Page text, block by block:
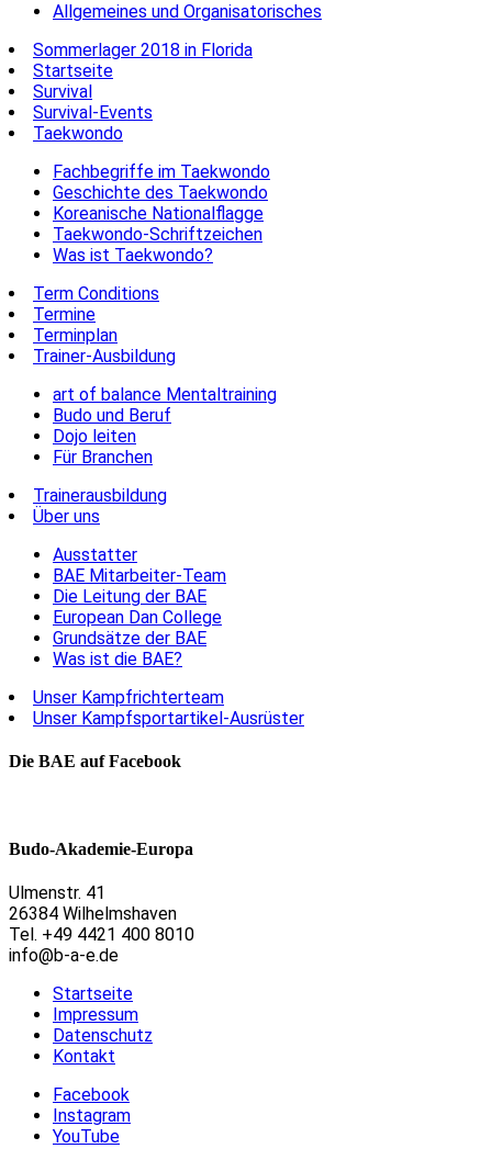
Allgemeines und Organisatorisches
Sommerlager 2018 in Florida
Startseite
Survival
Survival-Events
Taekwondo
Fachbegriffe im Taekwondo
Geschichte des Taekwondo
Koreanische Nationalflagge
Taekwondo-Schriftzeichen
Was ist Taekwondo?
Term Conditions
Termine
Terminplan
Trainer-Ausbildung
art of balance Mentaltraining
Budo und Beruf
Dojo leiten
Für Branchen
Trainerausbildung
Über uns
Ausstatter
BAE Mitarbeiter-Team
Die Leitung der BAE
European Dan College
Grundsätze der BAE
Was ist die BAE?
Unser Kampfrichterteam
Unser Kampfsportartikel-Ausrüster
Die BAE auf Facebook
Budo-Akademie-Europa
Ulmenstr. 41
26384 Wilhelmshaven
Tel. +49 4421 400 8010
info@b-a-e.de
Startseite
Impressum
Datenschutz
Kontakt
Facebook
Instagram
YouTube